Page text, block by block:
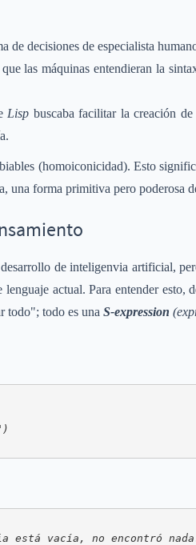
de decisiones de especialista
las máquinas entendieran la
Lisp buscaba facilitar la creación
(homoiconicidad). Esto
una forma primitiva pero poderosa
de inteligenvia artificial,
actual. Para entender esto,
todo"; todo es una S-expression
vacía, no encontró